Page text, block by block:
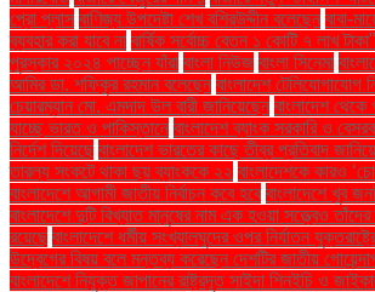
প্রো প্লাস বাণিজ্য উপদেষ্টা শেখ বশিরউদ্দীন বলেছেন বাবা-
ব্যবহার করা যাবে না বার্ষিক সর্বোচ্চ বেতন ১ কোটি ৭ লাখ টাকা"
পুরস্কার ২০২৪ পাচ্ছেন যাঁরা বাংলা নিউজ বাংলা সিনেমা
আমির ডা. শফিকুর রহমান বলেছেন বাংলাদেশ টেলিযোগাযোগ
চেয়ারম্যান মো. এমদাদ উল বারী জানিয়েছেন বাংলাদেশ থেকে
যাচ্ছে ভারত ও পাকিস্তানে বাংলাদেশ ব্যাংক সরকারি ও
নির্দেশ দিয়েছে বাংলাদেশ ভারতের কাছে তীব্র প্রতিবাদ
তারল্য সংকটে থাকা ছয় ব্যাংককে ২২ বাংলাদেশকে কারও
বাংলাদেশে আগামী জাতীয় নির্বাচন কবে হবে বাংলাদেশে খুব
বাংলাদেশে দুটি বিখ্যাত মানুষের নাম এক হওয়া সত্ত্বেও
রয়েছে বাংলাদেশে ধর্মীয় সংখ্যালঘুদের ওপর নির্যাতন
উদ্বেগের বিষয় বলে মন্তব্য করেছেন দেশটির জাতীয়
বাংলাদেশে নিযুক্ত জাপানের রাষ্ট্রদূত সাইদা শিনইচি ও